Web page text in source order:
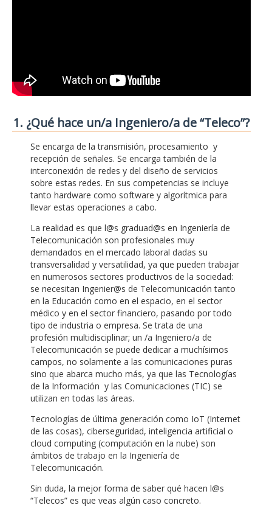
1. ¿Qué hace un/a Ingeniero/a de “Teleco”?
Se encarga de la transmisión, procesamiento y
recepción de señales. Se encarga también de la
interconexión de redes y del diseño de servicios
sobre estas redes. En sus competencias se incluye
tanto hardware como software y algorítmica para
llevar estas operaciones a cabo.
La realidad es que l@s graduad@s en Ingeniería de
Telecomunicación son profesionales muy
demandados en el mercado laboral dadas su
transversalidad y versatilidad, ya que pueden trabajar
en numerosos sectores productivos de la sociedad:
se necesitan Ingenier@s de Telecomunicación tanto
en la Educación como en el espacio, en el sector
médico y en el sector financiero, pasando por todo
tipo de industria o empresa. Se trata de una
profesión multidisciplinar; un /a Ingeniero/a de
Telecomunicación se puede dedicar a muchísimos
campos, no solamente a las comunicaciones puras
sino que abarca mucho más, ya que las Tecnologías
de la Información y las Comunicaciones (TIC) se
utilizan en todas las áreas.
Tecnologías de última generación como IoT (Internet
de las cosas), ciberseguridad, inteligencia artificial o
cloud computing (computación en la nube) son
ámbitos de trabajo en la Ingeniería de
Telecomunicación.
Sin duda, la mejor forma de saber qué hacen l@s
“Telecos” es que veas algún caso concreto.